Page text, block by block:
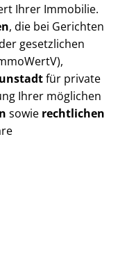
Ihrer Immobilie.
, die bei Gerichten
gesetzlichen
für private
Ihrer möglichen
sowie rechtlichen